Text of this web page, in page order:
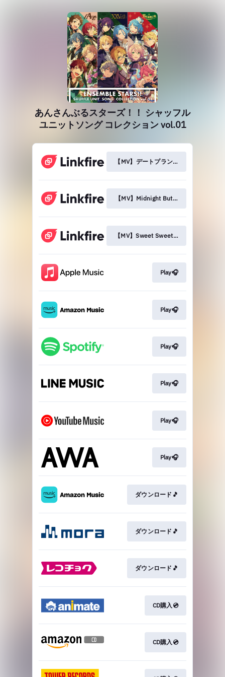
あんさんぶるスターズ！！ シャッフル
ユニットソング コレクション vol.01
【MV】デートプランA to Z
【MV】Midnight Butlers
【MV】Sweet Sweet White Song
Play🎧
Play🎧
Play🎧
Play🎧
Play🎧
Play🎧
ダウンロード🎵
ダウンロード🎵
ダウンロード🎵
CD購入💿
CD購入💿